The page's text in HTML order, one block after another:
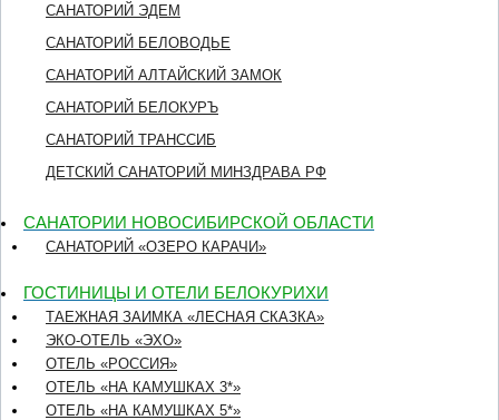
САНАТОРИЙ ЭДЕМ
САНАТОРИЙ БЕЛОВОДЬЕ
САНАТОРИЙ АЛТАЙСКИЙ ЗАМОК
САНАТОРИЙ БЕЛОКУРЪ
САНАТОРИЙ ТРАНССИБ
ДЕТСКИЙ САНАТОРИЙ МИНЗДРАВА РФ
САНАТОРИИ НОВОСИБИРСКОЙ ОБЛАСТИ
САНАТОРИЙ «ОЗЕРО КАРАЧИ»
ГОСТИНИЦЫ И ОТЕЛИ БЕЛОКУРИХИ
ТАЕЖНАЯ ЗАИМКА «ЛЕСНАЯ СКАЗКА»
ЭКО-ОТЕЛЬ «ЭХО»
ОТЕЛЬ «РОССИЯ»
ОТЕЛЬ «НА КАМУШКАХ 3*»
ОТЕЛЬ «НА КАМУШКАХ 5*»